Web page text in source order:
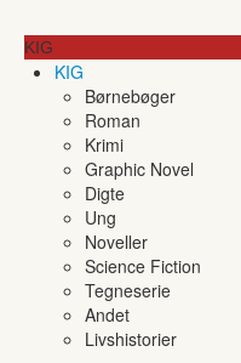
KIG
KIG
Børnebøger
Roman
Krimi
Graphic Novel
Digte
Ung
Noveller
Science Fiction
Tegneserie
Andet
Livshistorier